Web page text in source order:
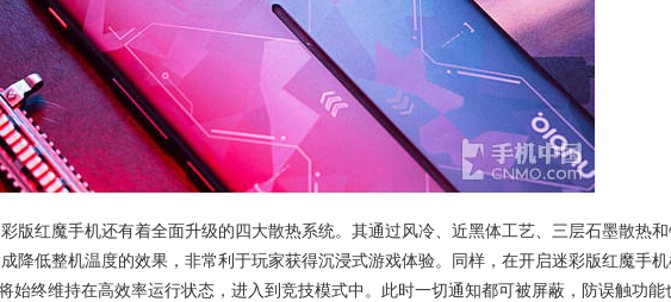
版红魔手机还有着全面升级的四大散热系统。其通过风冷、近黑体工艺、三层石墨散热
降低整机温度的效果，非常利于玩家获得沉浸式游戏体验。同样，在开启迷彩版红魔手
始终维持在高效率运行状态，进入到竞技模式中。此时一切通知都可被屏蔽，防误触功能